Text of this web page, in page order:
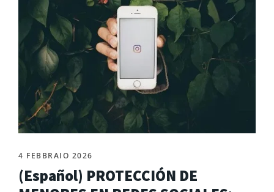
4 FEBBRAIO 2026
(Español) PROTECCIÓN DE